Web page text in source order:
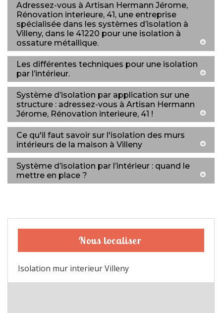
Adressez-vous à Artisan Hermann Jérome,
Rénovation interieure, 41, une entreprise
spécialisée dans les systèmes d’isolation à
Villeny, dans le 41220 pour une isolation à
ossature métallique.
Les différentes techniques pour une isolation
par l’intérieur.
Système d’isolation par application sur une
structure : adressez-vous à Artisan Hermann
Jérome, Rénovation interieure, 41 !
Ce qu'il faut savoir sur l'isolation des murs
intérieurs de la maison à Villeny
Système d’isolation par l’intérieur : quand le
mettre en place ?
Nous localiser
Isolation mur interieur Villeny